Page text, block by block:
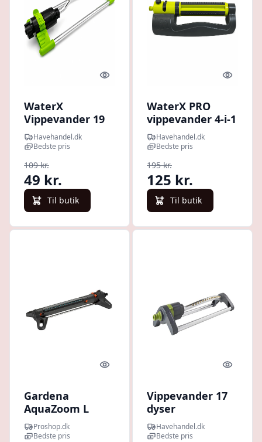
Quick look
WaterX
Vippevander 19
dyser
Havehandel.dk
Bedste pris
109 kr.
49 kr.
Til butik
Quick
WaterX PRO
vippevander 4-i-1
Havehandel.dk
Bedste pris
195 kr.
125 kr.
Til butik
Quick look
Gardena
AquaZoom L
Proshop.dk
Bedste pris
Quick
Vippevander 17
dyser
Havehandel.dk
Bedste pris